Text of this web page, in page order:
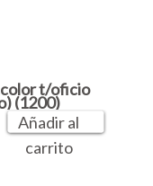
t/oficio
(1200)
Añadir al
carrito